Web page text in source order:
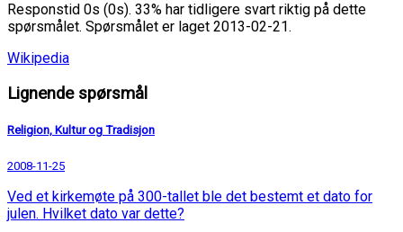
Responstid 0s (0s). 33% har tidligere svart riktig på dette
spørsmålet. Spørsmålet er laget 2013-02-21.
Wikipedia
Lignende spørsmål
Religion, Kultur og Tradisjon
2008-11-25
Ved et kirkemøte på 300-tallet ble det bestemt et dato for
julen. Hvilket dato var dette?